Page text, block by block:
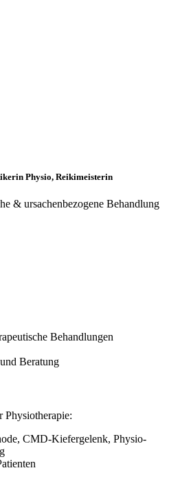
Physio, Reikimeisterin
& ursachenbezogene Behandlung
Behandlungen
Beratung
CMD-Kiefergelenk, Physio-